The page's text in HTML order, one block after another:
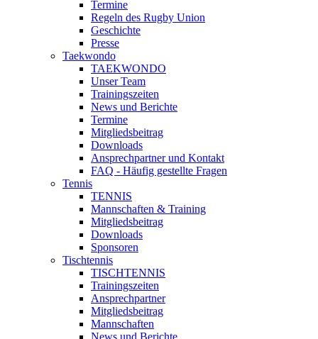
Termine
Regeln des Rugby Union
Geschichte
Presse
Taekwondo
TAEKWONDO
Unser Team
Trainingszeiten
News und Berichte
Termine
Mitgliedsbeitrag
Downloads
Ansprechpartner und Kontakt
FAQ - Häufig gestellte Fragen
Tennis
TENNIS
Mannschaften & Training
Mitgliedsbeitrag
Downloads
Sponsoren
Tischtennis
TISCHTENNIS
Trainingszeiten
Ansprechpartner
Mitgliedsbeitrag
Mannschaften
News und Berichte